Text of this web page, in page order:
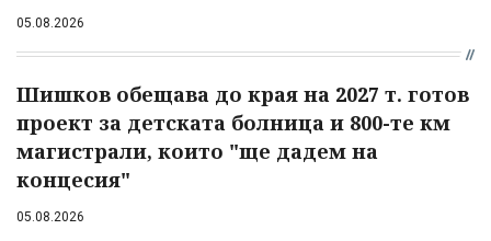
05.08.2026
Шишков обещава до края на 2027 т. готов
проект за детската болница и 800-те км
магистрали, които "ще дадем на
концесия"
05.08.2026